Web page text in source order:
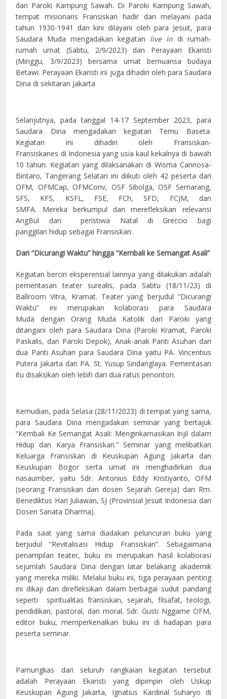
dan Paroki Kampung Sawah. Di Paroki Kampung Sawah,
tempat misionaris Fransiskan hadir dan melayani pada
tahun 1930-1941 dan kini dilayani oleh para Jesuit, para
Saudara Muda mengadakan kegiatan live in di rumah-
rumah umat (Sabtu, 2/9/2023) dan Perayaan Ekaristi
(Minggu, 3/9/2023) bersama umat bernuansa budaya
Betawi. Perayaan Ekaristi ini juga dihadiri oleh para Saudara
Dina di sekitaran Jakarta
Selanjutnya, pada tanggal 14-17 September 2023, para
Saudara Dina mengadakan kegiatan Temu Baseta.
Kegiatan ini dihadiri oleh Fransiskan-
Fransiskanes di Indonesia yang usia kaul kekalnya di bawah
10 tahun. Kegiatan yang dilaksanakan di Wisma Cannosa-
Bintaro, Tangerang Selatan ini diikuti oleh 42 peserta dari
OFM, OFMCap, OFMConv, OSF Sibolga, OSF Semarang,
SFS, KFS, KSFL, FSE, FCh, SFD, FCJM, dan
SMFA. Mereka berkumpul dan merefleksikan relevansi
AngBul dan peristiwa Natal di Greccio bagi
panggilan hidup sebagai Fransiskan.
Dari “Dicurangi Waktu” hingga “Kembali ke Semangat Asali”
Kegiatan berciri eksperensial lainnya yang dilakukan adalah
pementasan teater surealis, pada Sabtu (18/11/23) di
Ballroom Vitra, Kramat. Teater yang berjudul “Dicurangi
Waktu” ini merupakan kolaborasi para Saudara
Muda dengan Orang Muda Katolik dari Paroki yang
ditangani oleh para Saudara Dina (Paroki Kramat, Paroki
Paskalis, dan Paroki Depok), Anak-anak Panti Asuhan dari
dua Panti Asuhan para Saudara Dina yaitu PA. Vincentius
Putera Jakarta dan PA. St. Yusup Sindanglaya. Pementasan
itu disaksikan oleh lebih dari dua ratus penonton.
Kemudian, pada Selasa (28/11/2023) di tempat yang sama,
para Saudara Dina mengadakan seminar yang bertajuk
“Kembali Ke Semangat Asali: Menginkarnasikan Injil dalam
Hidup dan Karya Fransiskan.” Seminar yang melibatkan
Keluarga Fransiskan di Keuskupan Agung Jakarta dan
Keuskupan Bogor serta umat ini menghadirkan dua
nasaumber, yaitu Sdr. Antonius Eddy Kristiyanto, OFM
(seorang Fransiskan dan dosen Sejarah Gereja) dan Rm.
Benediktus Hari Juliawan, SJ (Provinsial Jesuit Indonesia dan
Dosen Sanata Dharma).
Pada saat yang sama diadakan peluncuran buku yang
berjudul “Revitalisasi Hidup Fransiskan”. Sebagaimana
penampilan teater, buku ini merupakan hasil kolaborasi
sejumlah Saudara Dina dengan latar belakang akademik
yang mereka miliki. Melalui buku ini, tiga perayaan penting
ini dikaji dan direfleksikan dalam berbagai sudut pandang
seperti spiritualitas fransiskan, sejarah, filsafat, teologi,
pendidikan, pastoral, dan moral. Sdr. Gusti Nggame OFM,
editor buku, memperkenalkan buku ini di hadapan para
peserta seminar.
Pamungkas dari seluruh rangkaian kegiatan tersebut
adalah Perayaan Ekaristi yang dipimpin oleh Uskup
Keuskupan Agung Jakarta, Ignatius Kardinal Suharyo di